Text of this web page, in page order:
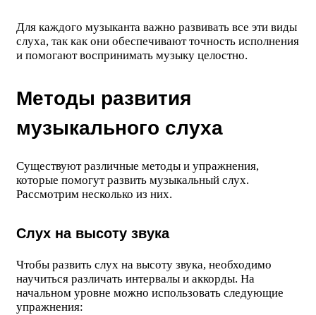
Для каждого музыканта важно развивать все эти виды
слуха, так как они обеспечивают точность исполнения
и помогают воспринимать музыку целостно.
Методы развития
музыкального слуха
Существуют различные методы и упражнения,
которые помогут развить музыкальный слух.
Рассмотрим несколько из них.
Слух на высоту звука
Чтобы развить слух на высоту звука, необходимо
научиться различать интервалы и аккорды. На
начальном уровне можно использовать следующие
упражнения: